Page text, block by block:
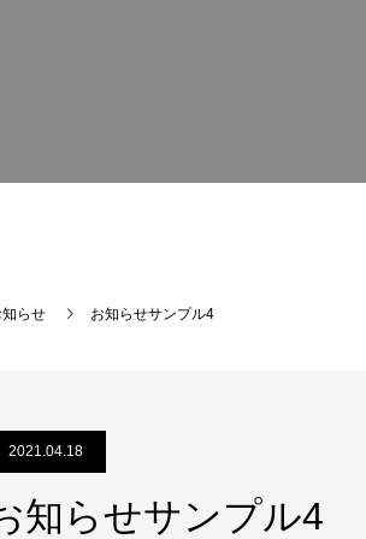
知らせ お知らせサンプル4
2021.04.18
知らせサンプル4